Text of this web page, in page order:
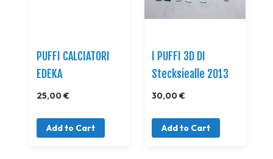
PUFFI CALCIATORI
EDEKA
25,00 €
Add to Cart
I PUFFI 3D DI
Stecksiealle 2013
30,00 €
Add to Cart